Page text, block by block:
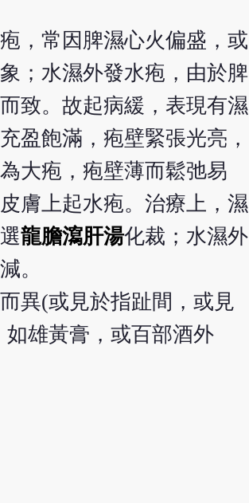
，常因脾濕心火偏盛，或
；水濕外發水疱，由於脾
致。故起病緩，表現有濕
盈飽滿，疱壁緊張光亮，
大疱，疱壁薄而鬆弛易
膚上起水疱。治療上，濕
龍膽瀉肝湯化裁；水濕外
。
異(或見於指趾間，或見
雄黃膏，或百部酒外